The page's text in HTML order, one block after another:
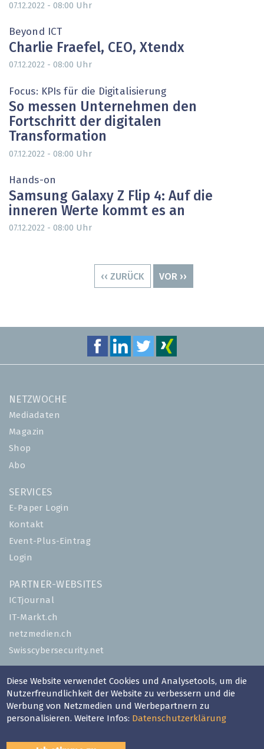
07.12.2022 - 08:00 Uhr
Beyond ICT
Charlie Fraefel, CEO, Xtendx
07.12.2022 - 08:00 Uhr
Focus: KPIs für die Digitalisierung
So messen Unternehmen den
Fortschritt der digitalen
Transformation
07.12.2022 - 08:00 Uhr
Hands-on
Samsung Galaxy Z Flip 4: Auf die
inneren Werte kommt es an
07.12.2022 - 08:00 Uhr
VORHERIGE
‹‹ ZURÜCK
NÄCHSTE
VOR ››
NETZWOCHE
Mediadaten
Magazin
Shop
Abo
SERVICES
E-Paper Login
Kontakt
Event-Plus-Eintrag
Login
PARTNER-WEBSITES
ICTjournal
IT-Markt.ch
netzmedien.ch
Swisscybersecurity.net
© NETZMEDIEN AG 2026
Impressum
AGB
Datenschutzerklärung
Diese Website verwendet Cookies und Analysetools, um die
Nutzerfreundlichkeit der Website zu verbessern und die
Werbung von Netzmedien und Werbepartnern zu
personalisieren. Weitere Infos: Datenschutzerklärung